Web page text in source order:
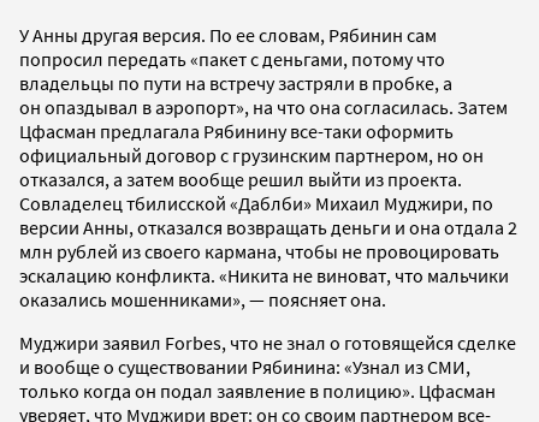
У Анны другая версия. По ее словам, Рябинин сам
попросил передать «пакет с деньгами, потому что
владельцы по пути на встречу застряли в пробке, а
он опаздывал в аэропорт», на что она согласилась. Затем
Цфасман предлагала Рябинину все-таки оформить
официальный договор с грузинским партнером, но он
отказался, а затем вообще решил выйти из проекта.
Совладелец тбилисской «Даблби» Михаил Муджири, по
версии Анны, отказался возвращать деньги и она отдала 2
млн рублей из своего кармана, чтобы не провоцировать
эскалацию конфликта. «Никита не виноват, что мальчики
оказались мошенниками», — поясняет она.
Муджири заявил Forbes, что не знал о готовящейся сделке
и вообще о существовании Рябинина: «Узнал из СМИ,
только когда он подал заявление в полицию». Цфасман
уверяет, что Муджири врет: он со своим партнером все-